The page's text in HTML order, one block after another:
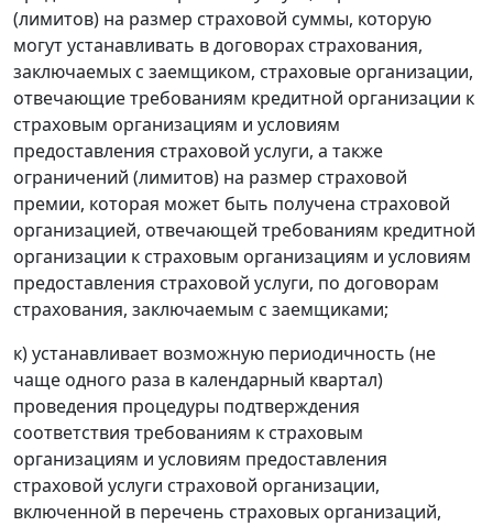
(лимитов) на размер страховой суммы, которую
могут устанавливать в договорах страхования,
заключаемых с заемщиком, страховые организации,
отвечающие требованиям кредитной организации к
страховым организациям и условиям
предоставления страховой услуги, а также
ограничений (лимитов) на размер страховой
премии, которая может быть получена страховой
организацией, отвечающей требованиям кредитной
организации к страховым организациям и условиям
предоставления страховой услуги, по договорам
страхования, заключаемым с заемщиками;
к) устанавливает возможную периодичность (не
чаще одного раза в календарный квартал)
проведения процедуры подтверждения
соответствия требованиям к страховым
организациям и условиям предоставления
страховой услуги страховой организации,
включенной в перечень страховых организаций,